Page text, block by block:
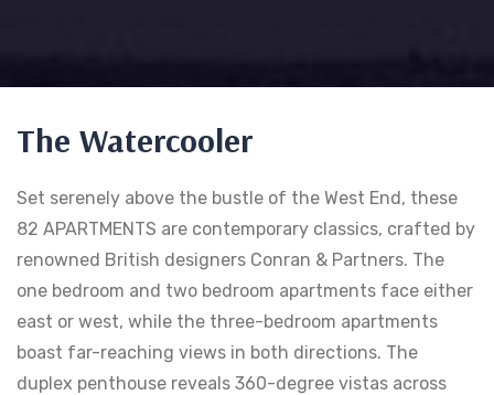
The Watercooler
Set serenely above the bustle of the West End, these
82 APARTMENTS are contemporary classics, crafted by
renowned British designers Conran & Partners. The
one bedroom and two bedroom apartments face either
east or west, while the three-bedroom apartments
boast far-reaching views in both directions. The
duplex penthouse reveals 360-degree vistas across